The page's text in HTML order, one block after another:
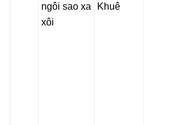
ngôi sao xa
xôi
Khuê